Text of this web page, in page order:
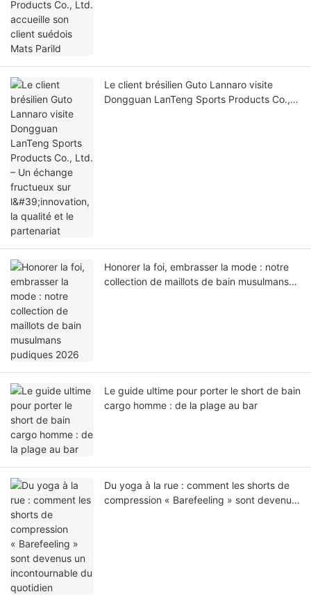
Le client brésilien Guto Lannaro visite
Dongguan LanTeng Sports Products Co.,
Honorer la foi, embrasser la mode : notre
collection de maillots de bain musulmans
Le guide ultime pour porter le short de bain
cargo homme : de la plage au bar
Du yoga à la rue : comment les shorts de
compression « Barefeeling » sont devenus